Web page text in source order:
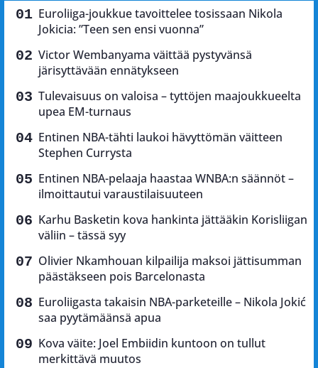
Euroliiga-joukkue tavoittelee tosissaan Nikola
Jokicia: ”Teen sen ensi vuonna”
Victor Wembanyama väittää pystyvänsä
järisyttävään ennätykseen
Tulevaisuus on valoisa – tyttöjen maajoukkueelta
upea EM-turnaus
Entinen NBA-tähti laukoi hävyttömän väitteen
Stephen Currysta
Entinen NBA-pelaaja haastaa WNBA:n säännöt –
ilmoittautui varaustilaisuuteen
Karhu Basketin kova hankinta jättääkin Korisliigan
väliin – tässä syy
Olivier Nkamhouan kilpailija maksoi jättisumman
päästäkseen pois Barcelonasta
Euroliigasta takaisin NBA-parketeille – Nikola Jokić
saa pyytämäänsä apua
Kova väite: Joel Embiidin kuntoon on tullut
merkittävä muutos